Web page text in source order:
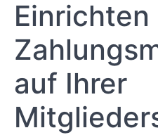
Videokurs
Erste
Schritte
mit
dem
MemberPress-
Einrichten
auf Ihrer